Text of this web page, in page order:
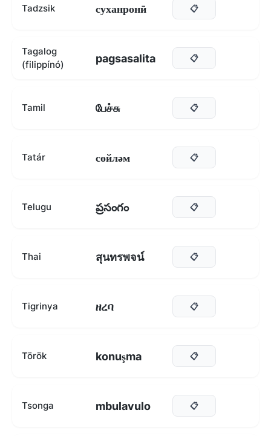
Tadzsik суханронӣ 📋
Tagalog
(filippínó)
pagsasalita 📋
Tamil பேச்சு 📋
Tatár сөйләм 📋
Telugu ప్రసంగం 📋
Thai สุนทรพจน์ 📋
Tigrinya ዘረባ 📋
Török konuşma 📋
Tsonga mbulavulo 📋